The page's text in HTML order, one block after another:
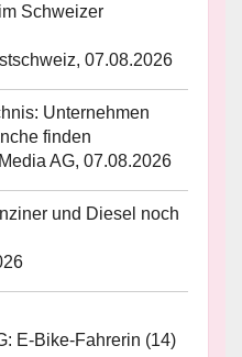
Schweizer
07.08.2026
Unternehmen
finden
AG, 07.08.2026
und Diesel noch
E-Bike-Fahrerin (14)